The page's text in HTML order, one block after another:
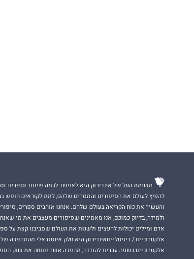
משימת העל של אינדיבוק היא לאפשר לכמה שיותר סופרים
להפיץ לעולם את הסיפורים והמסרים שלהם, לתת לקוראים חופש
והעשיר את כוח הקריאה בעולם שלהם. אנחנו אוהבים ספרים,
ולמידה, בדיוק כמוכם, אנו מאמינים שסיפורים מעצבים את מי
אדם ומילים יכולות להעצים ולשנות את העולם שסביבנו.קצת על
אלקטרוניים / דיגיטלייםאינדיבוק היא חלק אינטגראלי מהמהפכה
אלקטרוניים בשפה עברית להורדה, מהפכה אשר פתחה את שוק